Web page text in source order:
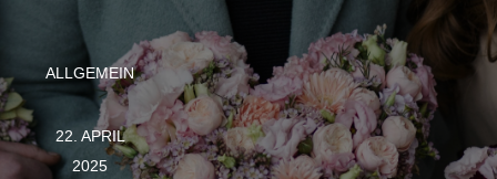
ALLGEMEIN
22. APRIL
2025